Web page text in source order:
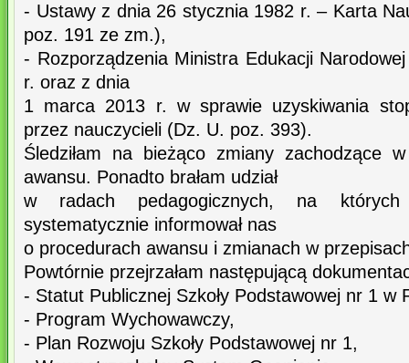
- Ustawy z dnia 26 stycznia 1982 r. – Karta
poz. 191 ze zm.),
- Rozporządzenia Ministra Edukacji
r. oraz z dnia
1 marca 2013 r. w sprawie uzyskiwania
przez nauczycieli (Dz. U. poz. 393).
Śledziłam na bieżąco zmiany zachodzące
awansu. Ponadto brałam udział
w radach pedagogicznych, na
systematycznie informował nas
o procedurach awansu i zmianach w
Powtórnie przejrzałam następującą
- Statut Publicznej Szkoły Podstawowej nr 1 w
- Program Wychowawczy,
- Plan Rozwoju Szkoły Podstawowej nr 1,